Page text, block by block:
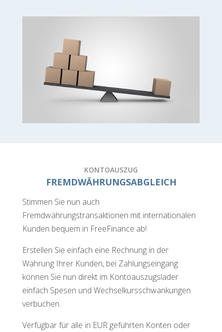
KONTOAUSZUG
FREMDWÄHRUNGSABGLEICH
Stimmen Sie nun auch
Fremdwährungstransaktionen mit internationalen
Kunden bequem in FreeFinance ab!
Erstellen Sie einfach eine Rechnung in der
Währung Ihrer Kunden, bei Zahlungseingang
können Sie nun direkt im Kontoauszugslader
einfach Spesen und Wechselkursschwankungen
verbuchen.
Verfügbar für alle in EUR geführten Konten oder